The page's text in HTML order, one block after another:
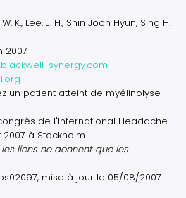
K., Lee, J. H., Shin Joon Hyun, Sing H.
2007
synergy.com
un patient atteint de myélinolyse
de l'International Headache
2007 à Stockholm.
liens ne donnent que les
mise à jour le 05/08/2007